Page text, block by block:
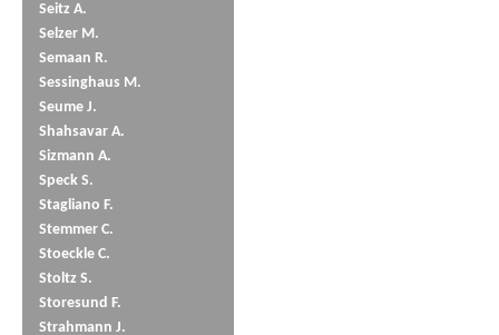
Seitz A.
Selzer M.
Semaan R.
Sessinghaus M.
Seume J.
Shahsavar A.
Sizmann A.
Speck S.
Stagliano F.
Stemmer C.
Stoeckle C.
Stoltz S.
Storesund F.
Strahmann J.